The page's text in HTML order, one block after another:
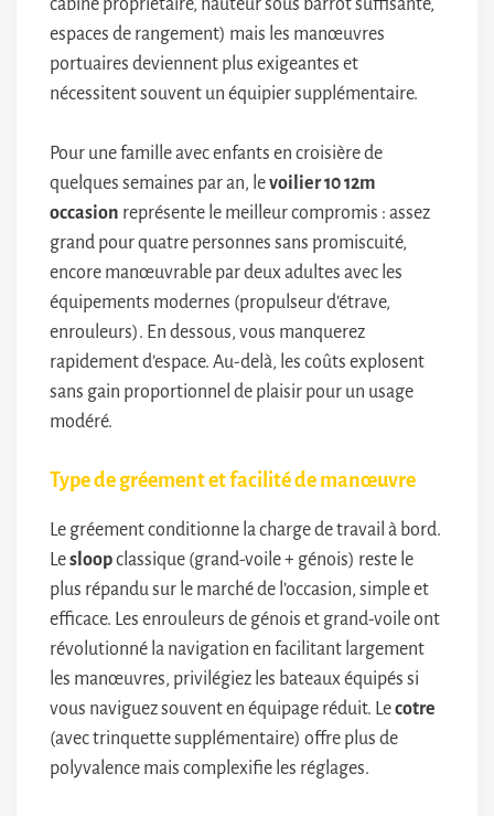
cabine propriétaire, hauteur sous barrot suffisante,
espaces de rangement) mais les manœuvres
portuaires deviennent plus exigeantes et
nécessitent souvent un équipier supplémentaire.
Pour une famille avec enfants en croisière de
quelques semaines par an, levoilier 10 12m
occasion représente le meilleur compromis : assez
grand pour quatre personnes sans promiscuité,
encore manœuvrable par deux adultes avec les
équipements modernes (propulseur d’étrave,
enrouleurs). En dessous, vous manquerez
rapidement d’espace. Au-delà, les coûts explosent
sans gain proportionnel de plaisir pour un usage
modéré.
Type de gréement et facilité de manœuvre
Le gréement conditionne la charge de travail à bord.
Lesloopclassique (grand-voile + génois) reste le
plus répandu sur le marché de l’occasion, simple et
efficace. Les enrouleurs de génois et grand-voile ont
révolutionné la navigation en facilitant largement
les manœuvres, privilégiez les bateaux équipés si
vous naviguez souvent en équipage réduit. Lecotre
(avec trinquette supplémentaire) offre plus de
polyvalence mais complexifie les réglages.